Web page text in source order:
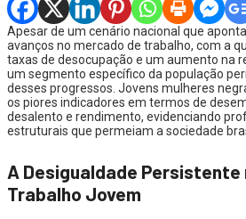
Apesar de um cenário nacional que
avanços no mercado de trabalho, com a
taxas de desocupação e um aumento na
um segmento específico da população
desses progressos. Jovens mulheres
os piores indicadores em termos de
desalento e rendimento, evidenciando
estruturais que permeiam a sociedade
A Desigualdade Persistente
Trabalho Jovem